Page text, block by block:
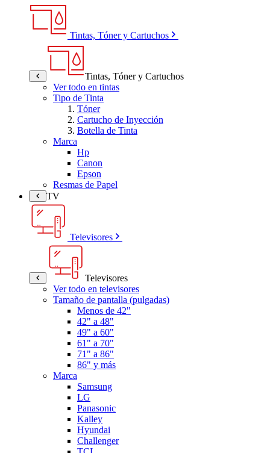
Tintas, Tóner y Cartuchos
Tintas, Tóner y Cartuchos
Ver todo en tintas
Tipo de Tinta
Tóner
Cartucho de Inyección
Botella de Tinta
Marca
Hp
Canon
Epson
Resmas de Papel
TV
Televisores
Televisores
Ver todo en televisores
Tamaño de pantalla (pulgadas)
Menos de 42"
42" a 48"
49" a 60"
61" a 70"
71" a 86"
86" y más
Marca
Samsung
LG
Panasonic
Kalley
Hyundai
Challenger